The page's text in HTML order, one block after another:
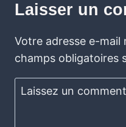
Laisser un
Votre adresse e-mail
champs obligatoires